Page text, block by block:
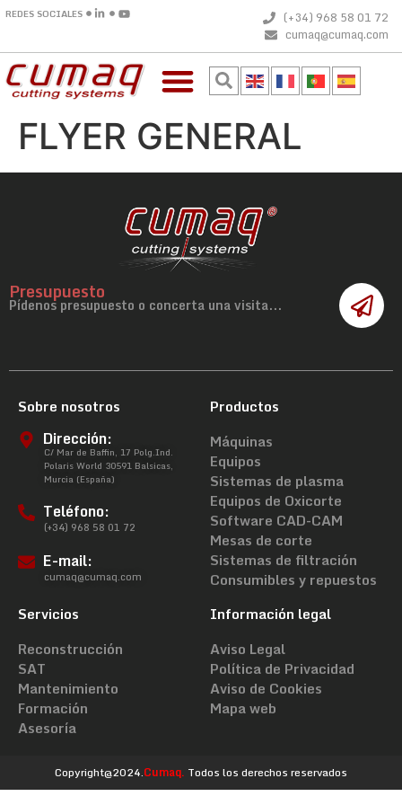
REDES SOCIALES
(+34) 968 58 01 72
cumaq@cumaq.com
FLYER GENERAL
Presupuesto
Pídenos presupuesto o concerta una visita...
Sobre nosotros
Dirección:
C/ Mar de Baffin, 17 Polg.Ind.
Polaris World 30591 Balsicas,
Murcia (España)
Teléfono:
(+34) 968 58 01 72
E-mail:
cumaq@cumaq.com
Productos
Máquinas
Equipos
Sistemas de plasma
Equipos de Oxicorte
Software CAD-CAM
Mesas de corte
Sistemas de filtración
Consumibles y repuestos
Servicios
Reconstrucción
SAT
Mantenimiento
Formación
Asesoría
Información legal
Aviso Legal
Política de Privacidad
Aviso de Cookies
Mapa web
Copyright@2024.Cumaq. Todos los derechos reservados